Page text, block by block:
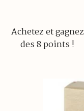
Achetez et gagnez
des 8 points !